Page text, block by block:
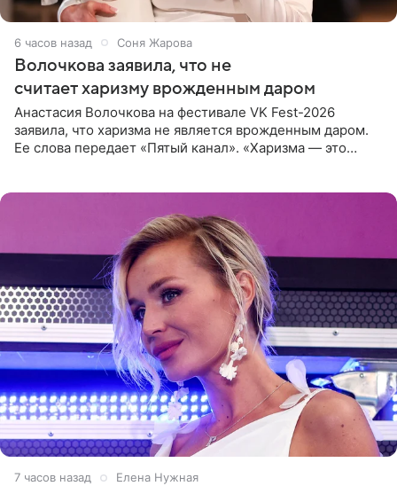
6 часов назад Соня Жарова
Волочкова заявила, что не
считает харизму врожденным даром
Анастасия Волочкова на фестивале VK Fest-2026
заявила, что харизма не является врожденным даром.
Ее слова передает «Пятый канал». «Харизма — это
7 часов назад Елена Нужная